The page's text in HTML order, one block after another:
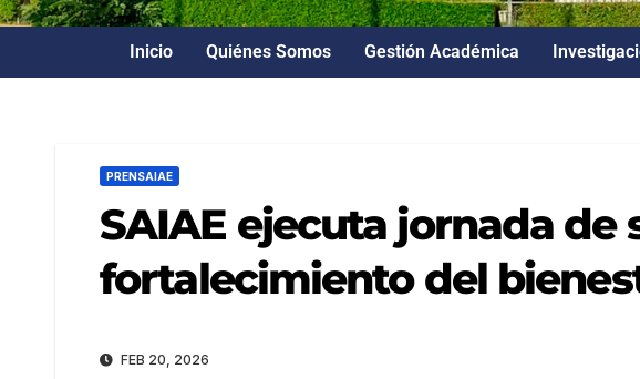
Inicio Quiénes Somos Gestión Académica
PRENSAIAE
SAIAE ejecuta jornada
fortalecimiento del
FEB 20, 2026